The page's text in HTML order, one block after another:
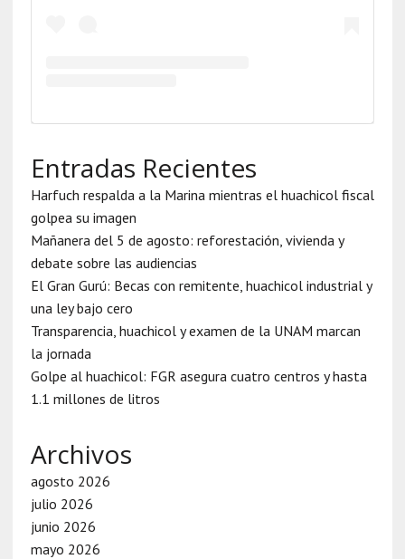
Entradas Recientes
Harfuch respalda a la Marina mientras el huachicol fiscal
golpea su imagen
Mañanera del 5 de agosto: reforestación, vivienda y
debate sobre las audiencias
El Gran Gurú: Becas con remitente, huachicol industrial y
una ley bajo cero
Transparencia, huachicol y examen de la UNAM marcan
la jornada
Golpe al huachicol: FGR asegura cuatro centros y hasta
1.1 millones de litros
Archivos
agosto 2026
julio 2026
junio 2026
mayo 2026